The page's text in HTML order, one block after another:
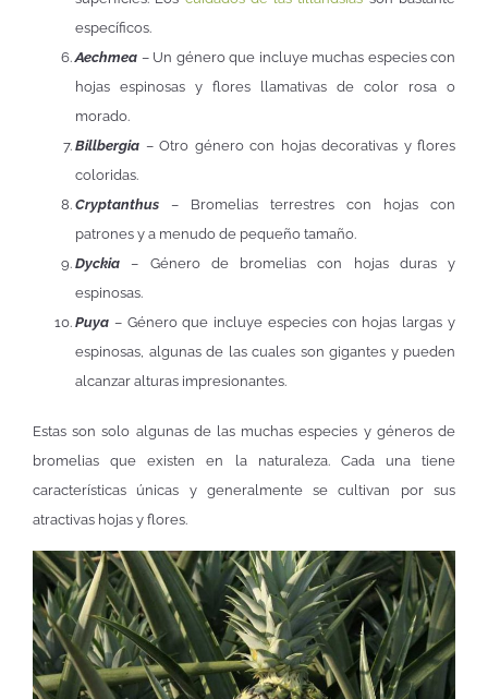
específicos.
Aechmea – Un género que incluye muchas especies con
hojas espinosas y flores llamativas de color rosa o
morado.
Billbergia – Otro género con hojas decorativas y flores
coloridas.
Cryptanthus – Bromelias terrestres con hojas con
patrones y a menudo de pequeño tamaño.
Dyckia – Género de bromelias con hojas duras y
espinosas.
Puya – Género que incluye especies con hojas largas y
espinosas, algunas de las cuales son gigantes y pueden
alcanzar alturas impresionantes.
Estas son solo algunas de las muchas especies y géneros de
bromelias que existen en la naturaleza. Cada una tiene
características únicas y generalmente se cultivan por sus
atractivas hojas y flores.